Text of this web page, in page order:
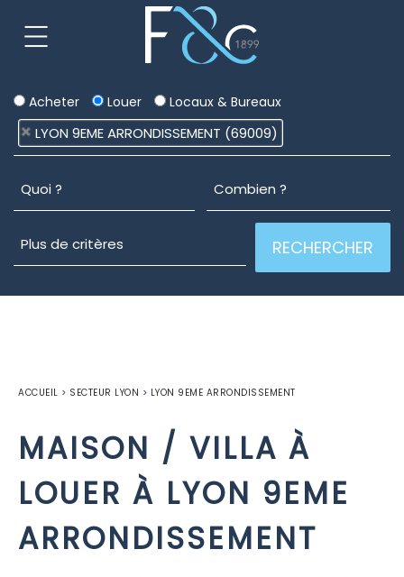
Acheter Louer Locaux & Bureaux
LYON 9EME ARRONDISSEMENT (69009)
ACCUEIL > SECTEUR LYON > LYON 9EME ARRONDISSEMENT
MAISON / VILLA À
LOUER À LYON 9EME
ARRONDISSEMENT